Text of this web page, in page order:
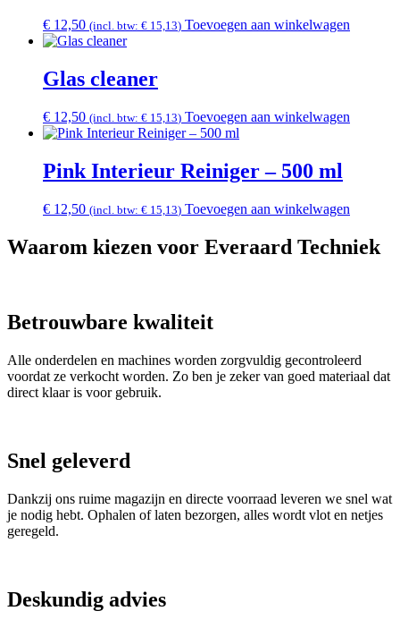
€ 12,50 (incl. btw: € 15,13) Toevoegen aan winkelwagen
Glas cleaner
€ 12,50 (incl. btw: € 15,13) Toevoegen aan winkelwagen
Pink Interieur Reiniger – 500 ml
€ 12,50 (incl. btw: € 15,13) Toevoegen aan winkelwagen
Waarom kiezen voor Everaard Techniek
Betrouwbare kwaliteit
Alle onderdelen en machines worden zorgvuldig gecontroleerd
voordat ze verkocht worden. Zo ben je zeker van goed materiaal dat
direct klaar is voor gebruik.
Snel geleverd
Dankzij ons ruime magazijn en directe voorraad leveren we snel wat
je nodig hebt. Ophalen of laten bezorgen, alles wordt vlot en netjes
geregeld.
Deskundig advies